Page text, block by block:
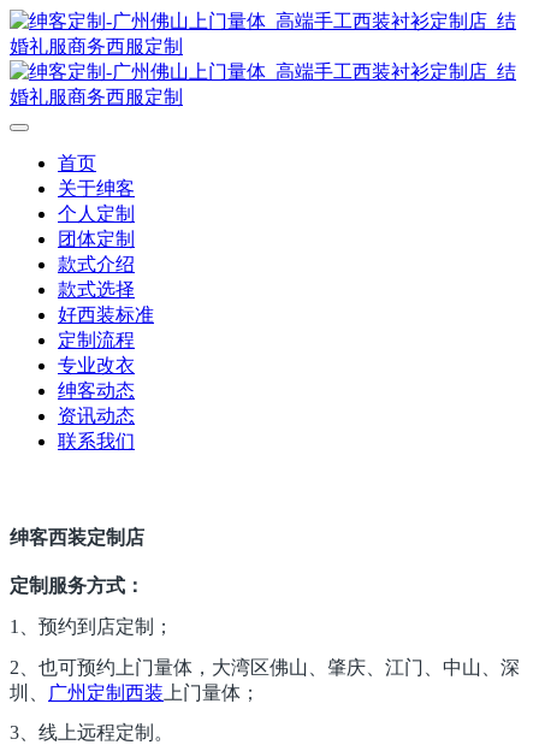
首页
关于绅客
个人定制
团体定制
款式介绍
款式选择
好西装标准
定制流程
专业改衣
绅客动态
资讯动态
联系我们
绅客西装定制店
定制服务方式：
1、预约到店定制；
2、也可预约上门量体，大湾区佛山、肇庆、江门、中山、深
圳、
广州定制西装 上门量体；
3、线上远程定制。